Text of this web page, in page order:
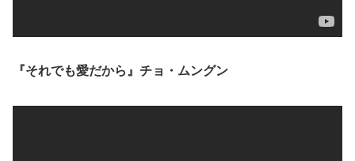
『それでも愛だから』チョ・ムングン